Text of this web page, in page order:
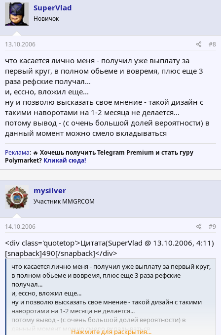
SuperVlad
Новичок
13.10.2006 #8
что касается лично меня - получил уже выплату за
первый круг, в полном обьеме и вовремя, плюс еще 3
раза рефские получал...
и, ессно, вложил еще...
ну и позволю высказать свое мнение - такой дизайн с
такими наворотами на 1-2 месяца не делается...
потому вывод - (с очень большой долей вероятности) в
данный момент можно смело вкладываться
Реклама: 🔥 Хочешь получить Telegram Premium и стать гуру
Polymarket? Кликай сюда!
mysilver
Участник MMGP.COM
14.10.2006 #9
<div class='quotetop'>Цитата(SuperVlad @ 13.10.2006, 4:11)
[snapback]490[/snapback]</div>
что касается лично меня - получил уже выплату за первый круг,
в полном обьеме и вовремя, плюс еще 3 раза рефские
получал...
и, ессно, вложил еще...
ну и позволю высказать свое мнение - такой дизайн с такими
наворотами на 1-2 месяца не делается...
потому вывод - (с очень большой долей вероятности) в
данный момент можно смело вкладываться
Нажмите для раскрытия...